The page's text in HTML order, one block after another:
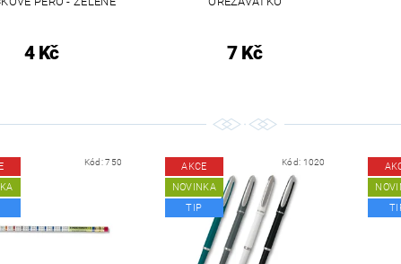
4 Kč 7 Kč
Kód:750
AKCE
NOVINKA
TIP
Kód: 1020